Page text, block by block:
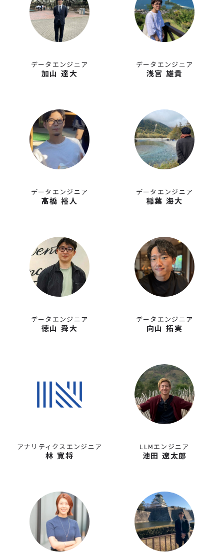
データエンジニア
加山 達大
データエンジニア
浅宮 雄貴
データエンジニア
髙橋 裕人
データエンジニア
稲葉 海大
データエンジニア
徳山 舜大
データエンジニア
向山 拓実
アナリティクスエンジニア
林 寛将
LLMエンジニア
池田 遼太郎